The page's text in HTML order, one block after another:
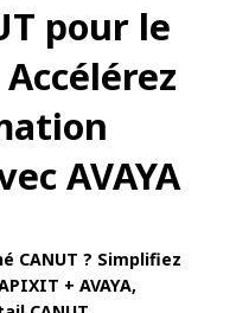
pour le
AVAYA
CANUT ? Simplifiez
+ AVAYA,